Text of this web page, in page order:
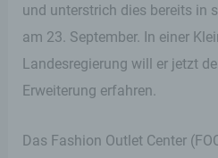
und unterstrich dies bereits in
am 23. September. In einer
Landesregierung will er jetzt
Erweiterung erfahren.
Das Fashion Outlet Center